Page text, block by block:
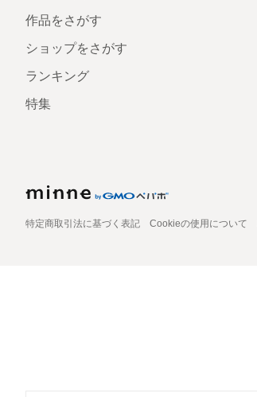
作品をさがす
ショップをさがす
ランキング
特集
特定商取引法に基づく表記 Cookieの使用について